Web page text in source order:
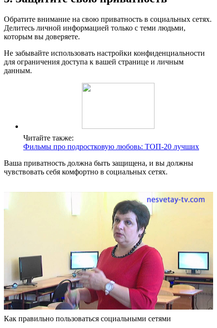
Обратите внимание на свою приватность в социальных сетях.
Делитесь личной информацией только с теми людьми,
которым вы доверяете.
Не забывайте использовать настройки конфиденциальности
для ограничения доступа к вашей странице и личным
данным.
Читайте также:
Фильмы про подростковую любовь: ТОП-20 лучших
Ваша приватность должна быть защищена, и вы должны
чувствовать себя комфортно в социальных сетях.
Как правильно пользоваться социальными сетями